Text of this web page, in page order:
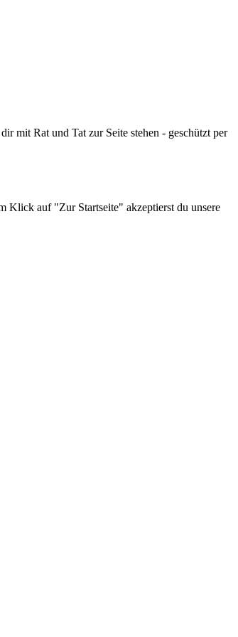
mit Rat und Tat zur Seite stehen - geschützt per
Klick auf "Zur Startseite" akzeptierst du unsere